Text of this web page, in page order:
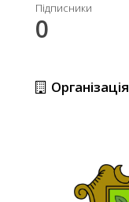
Підписники
0
Організація